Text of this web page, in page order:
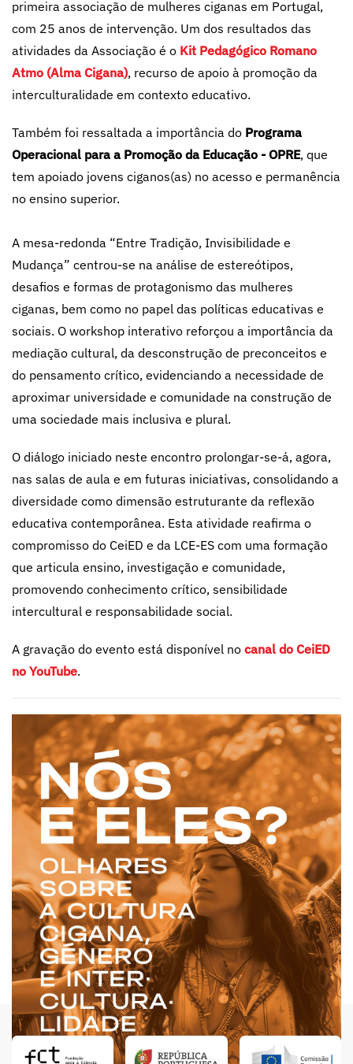
primeira associação de mulheres ciganas em Portugal,
com 25 anos de intervenção. Um dos resultados das
atividades da Associação é o Kit Pedagógico Romano
Atmo (Alma Cigana), recurso de apoio à promoção da
interculturalidade em contexto educativo.
Também foi ressaltada a importância do Programa
Operacional para a Promoção da Educação - OPRE, que
tem apoiado jovens ciganos(as) no acesso e permanência
no ensino superior.
A mesa-redonda “Entre Tradição, Invisibilidade e
Mudança” centrou-se na análise de estereótipos,
desafios e formas de protagonismo das mulheres
ciganas, bem como no papel das políticas educativas e
sociais. O workshop interativo reforçou a importância da
mediação cultural, da desconstrução de preconceitos e
do pensamento crítico, evidenciando a necessidade de
aproximar universidade e comunidade na construção de
uma sociedade mais inclusiva e plural.
O diálogo iniciado neste encontro prolongar-se-á, agora,
nas salas de aula e em futuras iniciativas, consolidando a
diversidade como dimensão estruturante da reflexão
educativa contemporânea. Esta atividade reafirma o
compromisso do CeiED e da LCE-ES com uma formação
que articula ensino, investigação e comunidade,
promovendo conhecimento crítico, sensibilidade
intercultural e responsabilidade social.
A gravação do evento está disponível no canal do CeiED
no YouTube.
Eventos
Seminário e workshop “Nós e Eles? Olhares sobre a
Cultura Cigana, Género e Interculturalidade”